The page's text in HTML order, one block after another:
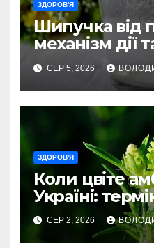
ЗДОРОВ'Я
Шипучка від
механізм дії
вибір
СЕР 5, 2026
ЗДОРОВ'Я
Коли цвіте
Україні:
ризики
СЕР 2, 2026